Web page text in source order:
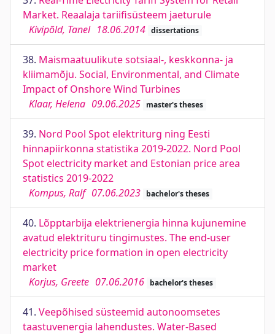
Market. Reaalaja tariifisüsteem jaeturule
Kivipõld, Tanel 18.06.2014 dissertations
38. Maismaatuulikute sotsiaal-, keskkonna- ja
kliimamõju. Social, Environmental, and Climate
Impact of Onshore Wind Turbines
Klaar, Helena 09.06.2025 master's theses
39. Nord Pool Spot elektriturg ning Eesti
hinnapiirkonna statistika 2019-2022. Nord Pool
Spot electricity market and Estonian price area
statistics 2019-2022
Kompus, Ralf 07.06.2023 bachelor's theses
40. Lõpptarbija elektrienergia hinna kujunemine
avatud elektrituru tingimustes. The end-user
electricity price formation in open electricity
market
Korjus, Greete 07.06.2016 bachelor's theses
41. Veepõhised süsteemid autonoomsetes
taastuvenergia lahendustes. Water-Based